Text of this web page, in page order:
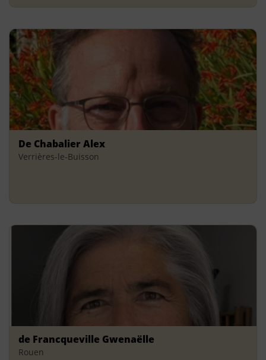
De Chabalier Alex
Verrières-le-Buisson
de Francqueville Gwenaëlle
Rouen